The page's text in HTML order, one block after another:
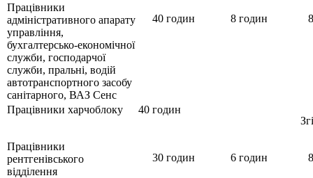
Працівники
адміністративного апарату
управління,
бухгалтерсько-економічної
служби, господарчої
служби, пральні, водій
автотранспортного засобу
санітарного, ВАЗ Сенс
40 годин 8 годин
Працівники харчоблоку 40 годин
Працівники
рентгенівського
відділення
30 годин 6 годин